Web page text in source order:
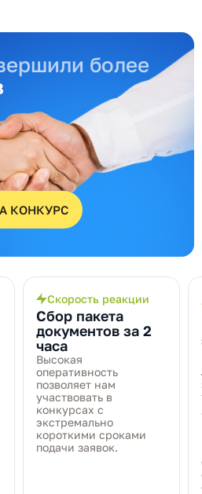
более
КОНКУРС
Скорость реакции
Сбор пакета
документов за 2
часа
Высокая
оперативность
позволяет нам
участвовать в
конкурсах с
экстремально
короткими сроками
подачи заявок.